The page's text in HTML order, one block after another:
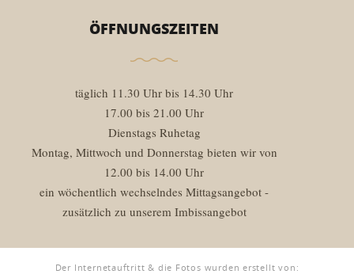
ÖFFNUNGSZEITEN
täglich 11.30 Uhr bis 14.30 Uhr
17.00 bis 21.00 Uhr
Dienstags Ruhetag
Montag, Mittwoch und Donnerstag bieten wir von
12.00 bis 14.00 Uhr
ein wöchentlich wechselndes Mittagsangebot -
zusätzlich zu unserem Imbissangebot
Der Internetauftritt & die Fotos wurden erstellt von: